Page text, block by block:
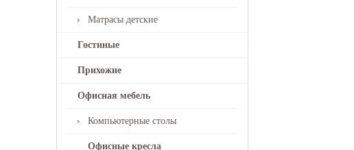
Матрасы детские
Гостиные
Прихожие
Офисная мебель
Компьютерные столы
Офисные кресла